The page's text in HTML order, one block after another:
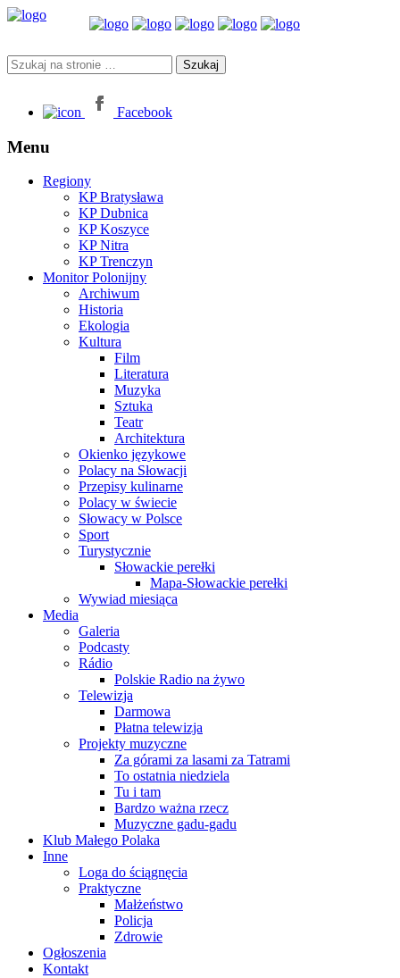
Facebook
Menu
Regiony
KP Bratysława
KP Dubnica
KP Koszyce
KP Nitra
KP Trenczyn
Monitor Polonijny
Archiwum
Historia
Ekologia
Kultura
Film
Literatura
Muzyka
Sztuka
Teatr
Architektura
Okienko językowe
Polacy na Słowacji
Przepisy kulinarne
Polacy w świecie
Słowacy w Polsce
Sport
Turystycznie
Słowackie perełki
Mapa-Słowackie perełki
Wywiad miesiąca
Media
Galeria
Podcasty
Rádio
Polskie Radio na żywo
Telewizja
Darmowa
Płatna telewizja
Projekty muzyczne
Za górami za lasami za Tatrami
To ostatnia niedziela
Tu i tam
Bardzo ważna rzecz
Muzyczne gadu-gadu
Klub Małego Polaka
Inne
Loga do ściągnęcia
Praktyczne
Małżeństwo
Policja
Zdrowie
Ogłoszenia
Kontakt